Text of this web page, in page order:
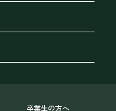
卒業生の方へ